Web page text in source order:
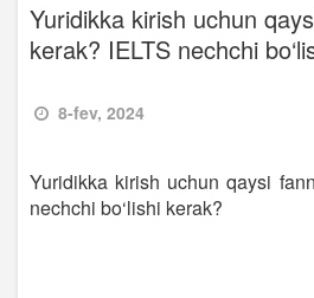
Yuridikka kirish uchun
kerak? IELTS nechchi
8-fev, 2024
Yuridikka kirish uchun qaysi
nechchi bo‘lishi kerak?